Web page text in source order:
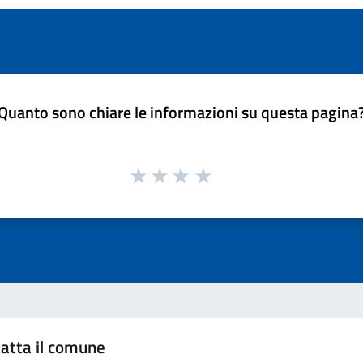
sono chiare le informazioni su questa
il comune